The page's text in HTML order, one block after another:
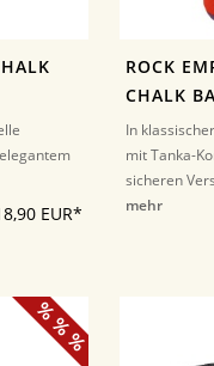
EUR*
ROCK
CHALK
In
mit Tanka-
sicheren
mehr